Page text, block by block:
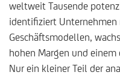
weltweit Tausende
identifiziert
Geschäftsmodellen,
hohen Margen und
Nur ein kleiner Teil der